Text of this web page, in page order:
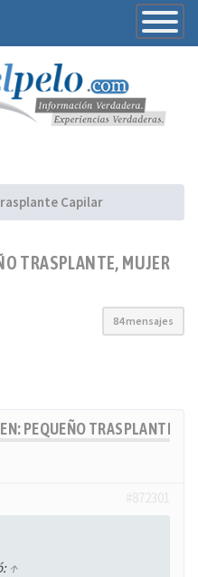
Toggle
Capilar
TRASPLANTE, MUJER
84 mensajes
PEQUEÑO TRASPLANTE,
↑